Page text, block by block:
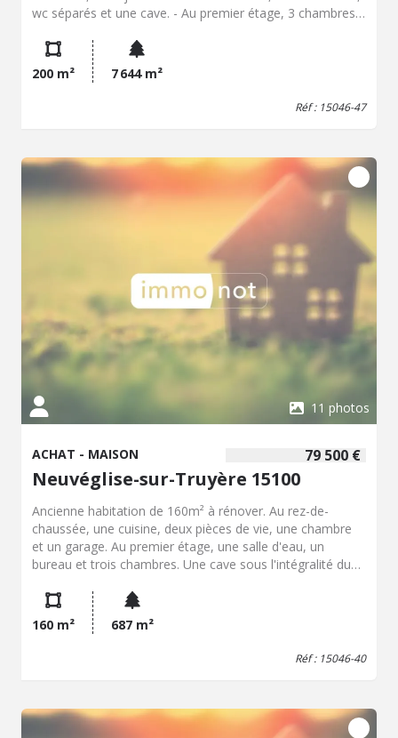
wc séparés et une cave. - Au premier étage, 3 chambres
salle d'eau. - Au deuxième étage, une pièce servant de
dortoir et un grenier. - Grenier au dessus. - Terrain sur le
devant. Un hangar de 80m² sur deux niveaux avec un
garage de 50m² attenant et une parcelle agricole de
200 m² 7 644 m²
Réf : 15046-47
11 photos
79 500 €
ACHAT - MAISON
Neuvéglise-sur-Truyère 15100
Ancienne habitation de 160m² à rénover. Au rez-de-
chaussée, une cuisine, deux pièces de vie, une chambre
et un garage. Au premier étage, une salle d'eau, un
bureau et trois chambres. Une cave sous l'intégralité du
du garage à prévoir, simple vitrage bois, chauffage fuel.
160 m²
687 m²
Réf : 15046-40